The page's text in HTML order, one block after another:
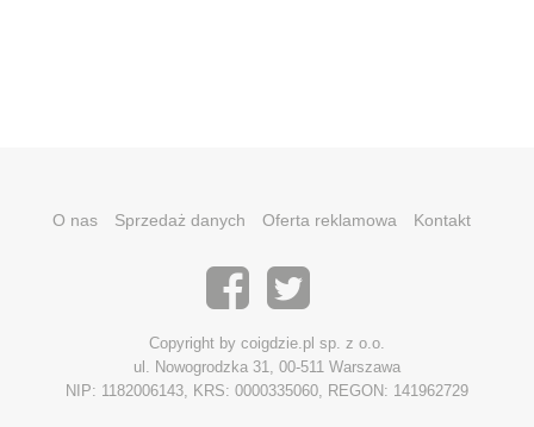
O nas Sprzedaż danych Oferta reklamowa Kontakt
Copyright by coigdzie.pl sp. z o.o.
ul. Nowogrodzka 31, 00-511 Warszawa
NIP: 1182006143, KRS: 0000335060, REGON: 141962729